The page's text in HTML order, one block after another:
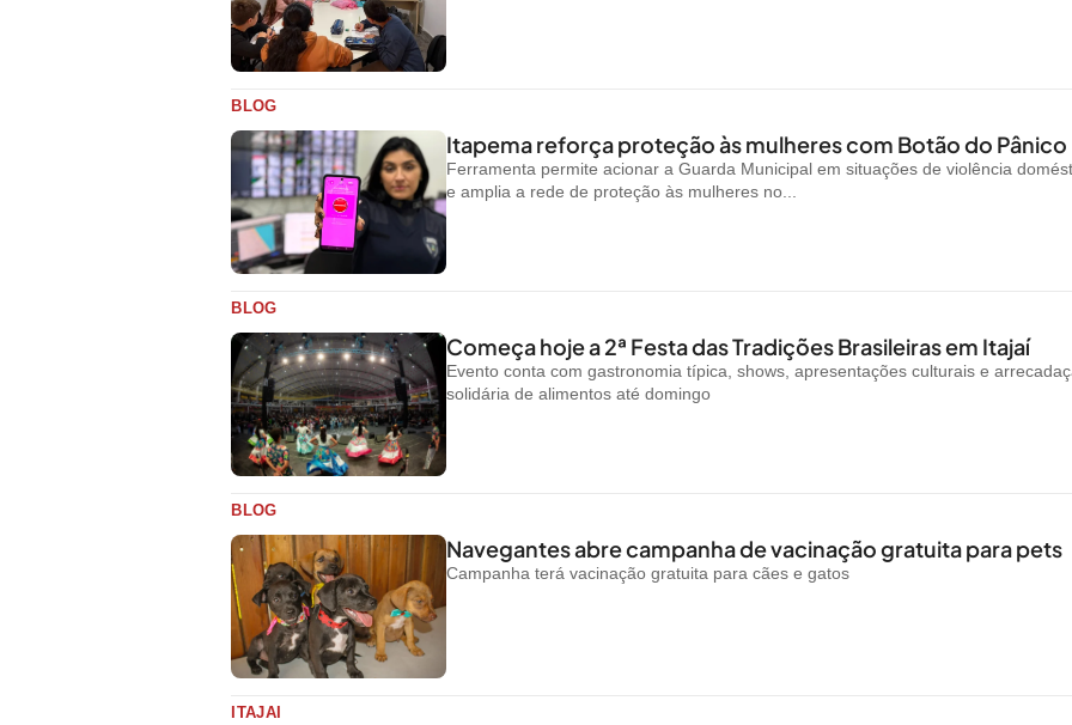
BLOG
Itapema reforça proteção às mulheres com Botão do Pânico
Ferramenta permite acionar a Guarda Municipal em situações de violência
e amplia a rede de proteção às mulheres no...
BLOG
Começa hoje a 2ª Festa das Tradições Brasileiras em Itajaí
Evento conta com gastronomia típica, shows, apresentações culturais e
solidária de alimentos até domingo
BLOG
Navegantes abre campanha de vacinação gratuita para pets
Campanha terá vacinação gratuita para cães e gatos
ITAJAI